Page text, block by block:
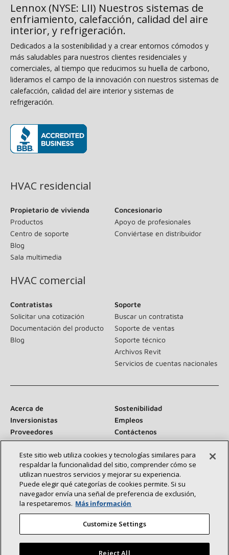
Lennox (NYSE: LII) Nuestros sistemas de
enfriamiento, calefacción, calidad del aire
interior, y refrigeración.
Dedicados a la sostenibilidad y a crear entornos cómodos y
más saludables para nuestros clientes residenciales y
comerciales, al tiempo que reducimos su huella de carbono,
lideramos el campo de la innovación con nuestros sistemas de
calefacción, calidad del aire interior y sistemas de
refrigeración.
HVAC residencial
Propietario de vivienda
Productos
Centro de soporte
Blog
Sala multimedia
Concesionario
Apoyo de profesionales
Conviértase en distribuidor
HVAC comercial
Contratistas
Solicitar una cotización
Documentación del producto
Blog
Soporte
Buscar un contratista
Soporte de ventas
Soporte técnico
Archivos Revit
Servicios de cuentas nacionales
Acerca de
Sostenibilidad
Inversionistas
Empleos
Proveedores
Contáctenos
Sala de prensa
Conéctese con nosotros:
Este sitio web utiliza cookies y tecnologías similares para
respaldar la funcionalidad del sitio, comprender cómo se
utilizan nuestros servicios y mejorar su experiencia.
Puede elegir qué categorías de cookies permite. Si su
navegador envía una señal de preferencia de exclusión,
la respetaremos. Más información
Customize Settings
Reject All